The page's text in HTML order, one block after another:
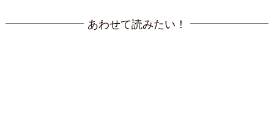
あわせて読みたい！